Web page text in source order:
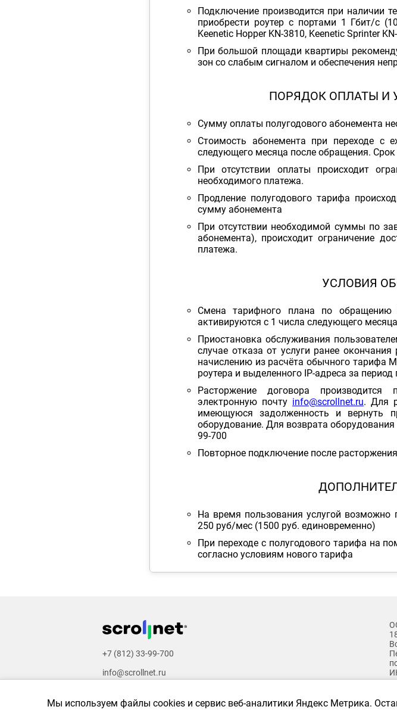
Подключение производится при наличии
приобрести роутер с портами 1 Гбит/с
Keenetic Hopper KN-3810, Keenetic Sprinter
При большой площади квартиры
зон со слабым сигналом и обеспечения
ПОРЯДОК ОПЛАТЫ И
Сумму оплаты полугодового абонемента
Стоимость абонемента при переходе с
следующего месяца после обращения.
При отсутствии оплаты происходит
необходимого платежа.
Продление полугодового тарифа
сумму абонемента
При отсутствии необходимой суммы по
абонемента), происходит ограничение
платежа.
УСЛОВИЯ
Смена тарифного плана по обращению
активируются с 1 числа следующего
Приостановка обслуживания
случае отказа от услуги ранее
начислению из расчёта обычного тарифа
роутера и выделенного IP-адреса за период
Расторжение договора
электронную почту info@scrollnet.ru. Для
имеющуюся задолженность и вернуть
оборудование. Для возврата
99-700
Повторное подключение после
На время пользования услугой возможно
250 руб/мес (1500 руб. единовременно)
При переходе с полугодового тарифа на
согласно условиям нового тарифа
+7 (812) 33-99-700
info@scrollnet.ru
Мы используем файлы cookies и сервис веб-аналитики Яндекс Метрика.